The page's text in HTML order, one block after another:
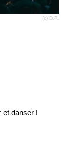
(c) D.R.
et danser !